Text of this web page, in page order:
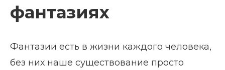
фантазиях
Фантазии есть в жизни каждого человека,
без них наше существование просто